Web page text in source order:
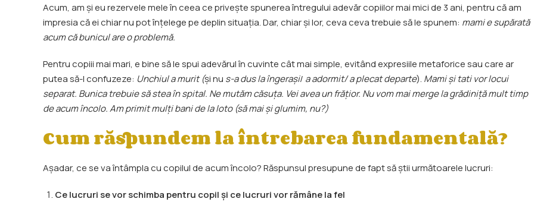
Acum, am și eu rezervele mele în ceea ce privește spunerea întregului adevăr copiilor mai mici de 3 ani, pentru că am
impresia că ei chiar nu pot înțelege pe deplin situația. Dar, chiar și lor, ceva ceva trebuie să le spunem: mami e supărată
acum că bunicul are o problemă.
Pentru copiii mai mari, e bine să le spui adevărul în cuvinte cât mai simple, evitând expresiile metaforice sau care ar
putea să-l confuzeze: Unchiul a murit (și nu s-a dus la îngerași/ a adormit/ a plecat departe). Mami și tati vor locui
separat. Bunica trebuie să stea în spital. Ne mutăm căsuța. Vei avea un frățior. Nu vom mai merge la grădiniță mult timp
de acum încolo. Am primit mulți bani de la loto (să mai și glumim, nu?)
Cum răspundem la întrebarea fundamentală?
Așadar, ce se va întâmpla cu copilul de acum încolo? Răspunsul presupune de fapt să știi următoarele lucruri:
Ce lucruri se vor schimba pentru copil și ce lucruri vor rămâne la fel